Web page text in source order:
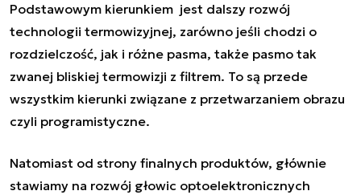
Podstawowym kierunkiem jest dalszy rozwój
technologii termowizyjnej, zarówno jeśli chodzi o
rozdzielczość, jak i różne pasma, także pasmo tak
zwanej bliskiej termowizji z filtrem. To są przede
wszystkim kierunki związane z przetwarzaniem obrazu
czyli programistyczne.
Natomiast od strony finalnych produktów, głównie
stawiamy na rozwój głowic optoelektronicznych